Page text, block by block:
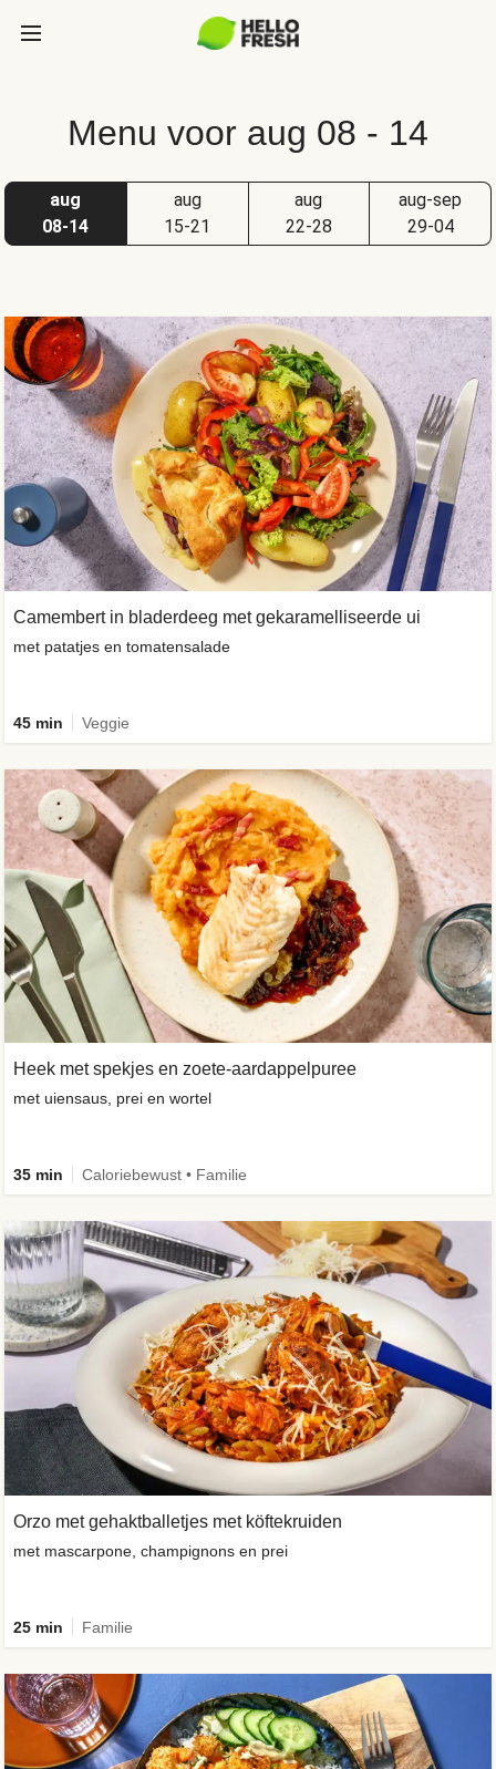
Menu voor aug 08 - 14
aug
08-14
aug
15-21
aug
22-28
aug-sep
29-04
Heek met spekjes en zoete-aardappelpuree
met uiensaus, prei en wortel
35 min Caloriebewust • Familie
Camembert in bladerdeeg met gekaramelliseerde ui
met patatjes en tomatensalade
45 min Veggie
Orzo met gehaktballetjes met köftekruiden
met mascarpone, champignons en prei
25 min Familie